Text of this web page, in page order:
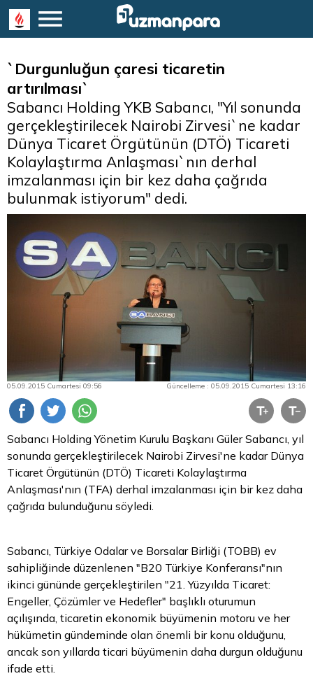
`Durgunluğun çaresi ticaretin
artırılması`
Sabancı Holding YKB Sabancı, "Yıl sonunda
gerçekleştirilecek Nairobi Zirvesi`ne kadar
Dünya Ticaret Örgütünün (DTÖ) Ticareti
Kolaylaştırma Anlaşması`nın derhal
imzalanması için bir kez daha çağrıda
bulunmak istiyorum" dedi.
05.09.2015 Cumartesi 09:56 Güncelleme : 05.09.2015 Cumartesi 13:16
Sabancı Holding Yönetim Kurulu Başkanı Güler Sabancı, yıl
sonunda gerçekleştirilecek Nairobi Zirvesi'ne kadar Dünya
Ticaret Örgütünün (DTÖ) Ticareti Kolaylaştırma
Anlaşması'nın (TFA) derhal imzalanması için bir kez daha
çağrıda bulunduğunu söyledi.
Sabancı, Türkiye Odalar ve Borsalar Birliği (TOBB) ev
sahipliğinde düzenlenen "B20 Türkiye Konferansı"nın
ikinci gününde gerçekleştirilen "21. Yüzyılda Ticaret:
Engeller, Çözümler ve Hedefler" başlıklı oturumun
açılışında, ticaretin ekonomik büyümenin motoru ve her
hükümetin gündeminde olan önemli bir konu olduğunu,
ancak son yıllarda ticari büyümenin daha durgun olduğunu
ifade etti.